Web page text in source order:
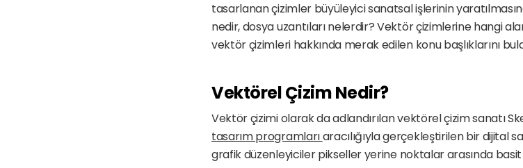
tasarlanan çizimler büyüleyici sanatsal işlerinin
nedir, dosya uzantıları nelerdir? Vektör çizimlerine hangi
vektör çizimleri hakkında merak edilen konu başlıklarını
Vektörel Çizim Nedir?
tasarım programları aracılığıyla gerçekleştirilen bir dijital
grafik düzenleyiciler pikseller yerine noktalar arasında